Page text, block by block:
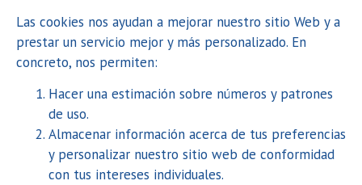
Las cookies nos ayudan a mejorar nuestro sitio Web y a
prestar un servicio mejor y más personalizado. En
concreto, nos permiten:
Hacer una estimación sobre números y patrones
de uso.
Almacenar información acerca de tus preferencias
y personalizar nuestro sitio web de conformidad
con tus intereses individuales.